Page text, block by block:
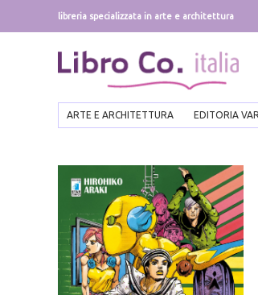
libreria specializzata in arte e architettura
ARTE E ARCHITETTURA EDITORIA